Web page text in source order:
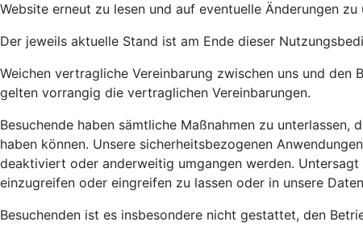
Website erneut zu lesen und auf eventuelle Änderungen zu
Der jeweils aktuelle Stand ist am Ende dieser
Weichen vertragliche Vereinbarung zwischen uns und den
gelten vorrangig die vertraglichen Vereinbarungen.
Besuchende haben sämtliche Maßnahmen zu
haben können. Unsere sicherheitsbezogenen
deaktiviert oder anderweitig umgangen werden.
einzugreifen oder eingreifen zu lassen oder in unsere
Besuchenden ist es insbesondere nicht gestattet, den